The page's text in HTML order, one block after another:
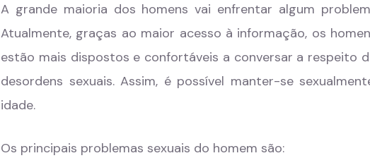
A grande maioria dos homens vai enfrentar algum
Atualmente, graças ao maior acesso à informação, os
estão mais dispostos e confortáveis a conversar a respeito
desordens sexuais. Assim, é possível manter-se
idade.
Os principais problemas sexuais do homem são: